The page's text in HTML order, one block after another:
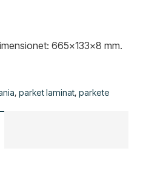
665x133x8 mm.
, parket laminat, parkete